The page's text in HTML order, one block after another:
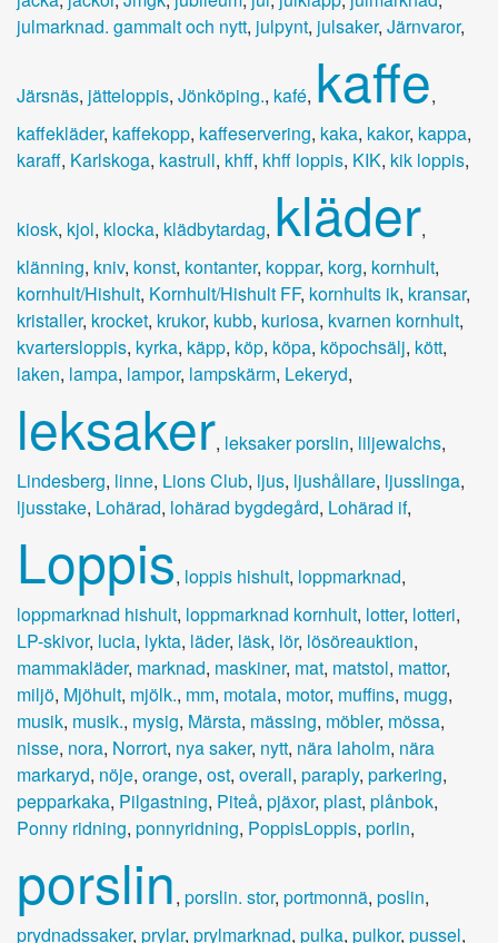
julmarknad. gammalt och nytt, julpynt, julsaker, Järnvaror,
Järsnäs, jätteloppis, Jönköping., kafé, kaffe,
kaffekläder, kaffekopp, kaffeservering, kaka, kakor, kappa,
karaff, Karlskoga, kastrull, khff, khff loppis, KIK, kik loppis,
kiosk, kjol, klocka, klädbytardag, kläder,
klänning, kniv, konst, kontanter, koppar, korg, kornhult,
kornhult/Hishult, Kornhult/Hishult FF, kornhults ik, kransar,
kristaller, krocket, krukor, kubb, kuriosa, kvarnen kornhult,
kvartersloppis, kyrka, käpp, köp, köpa, köpochsälj, kött,
laken, lampa, lampor, lampskärm, Lekeryd,
leksaker, leksaker porslin, liljewalchs,
Lindesberg, linne, Lions Club, ljus, ljushållare, ljusslinga,
ljusstake, Lohärad, lohärad bygdegård, Lohärad if,
Loppis, loppis hishult, loppmarknad,
loppmarknad hishult, loppmarknad kornhult, lotter, lotteri,
LP-skivor, lucia, lykta, läder, läsk, lör, lösöreauktion,
mammakläder, marknad, maskiner, mat, matstol, mattor,
miljö, Mjöhult, mjölk., mm, motala, motor, muffins, mugg,
musik, musik., mysig, Märsta, mässing, möbler, mössa,
nisse, nora, Norrort, nya saker, nytt, nära laholm, nära
markaryd, nöje, orange, ost, overall, paraply, parkering,
pepparkaka, Pilgastning, Piteå, pjäxor, plast, plånbok,
Ponny ridning, ponnyridning, PoppisLoppis, porlin,
porslin, porslin. stor, portmonnä, poslin,
prydnadssaker, prylar, prylmarknad, pulka, pulkor, pussel,